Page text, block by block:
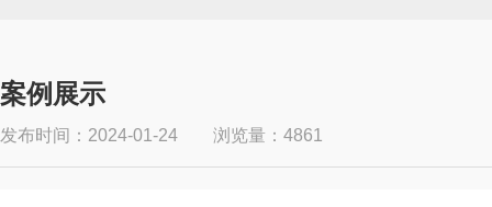
案例展示
发布时间：2024-01-24 浏览量：4861